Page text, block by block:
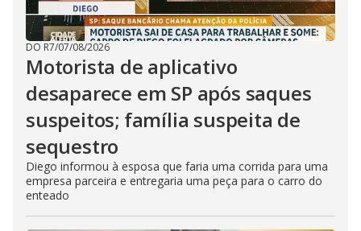
DO R7/07/08/2026
Motorista de aplicativo
desaparece em SP após saques
suspeitos; família suspeita de
sequestro
Diego informou à esposa que faria uma corrida para uma
empresa parceira e entregaria uma peça para o carro do
enteado